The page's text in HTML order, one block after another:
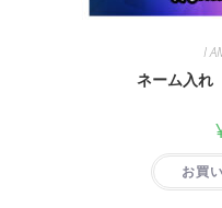
I
ネーム入れ
お買